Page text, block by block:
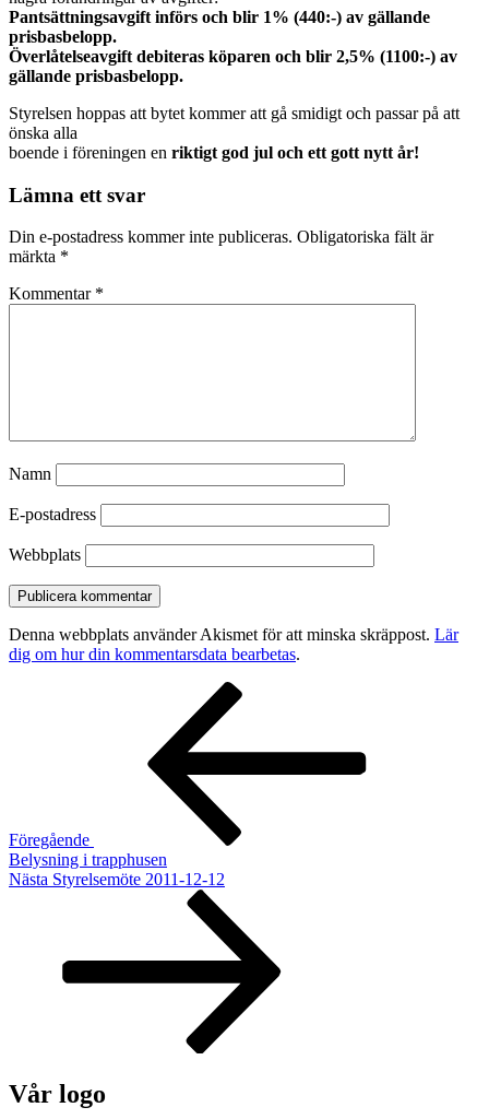
Pantsättningsavgift införs och blir 1% (440:-) av gällande
prisbasbelopp.
Överlåtelseavgift debiteras köparen och blir 2,5% (1100:-) av
gällande prisbasbelopp.
Styrelsen hoppas att bytet kommer att gå smidigt och passar på att
önska alla
boende i föreningen en riktigt god jul och ett gott nytt år!
Lämna ett svar
Din e-postadress kommer inte publiceras. Obligatoriska fält är
märkta *
Kommentar *
Namn
E-postadress
Webbplats
Denna webbplats använder Akismet för att minska skräppost. Lär
dig om hur din kommentarsdata bearbetas.
Inläggsnavigering
Föregående
Belysning i trapphusen
Nästa
Nästa Styrelsemöte 2011-12-12
Vår logo